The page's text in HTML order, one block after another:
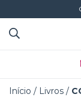
Início / Livros /